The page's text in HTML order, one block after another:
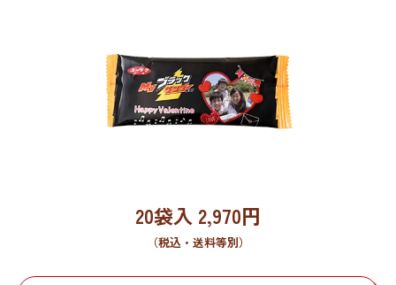
20袋入 2,970円
（税込・送料等別）